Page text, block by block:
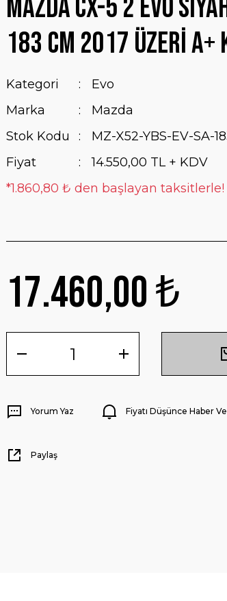
Mazda CX-5 2 Evo
183 Cm 2017 Üzeri
Kategori
Evo
Marka
Mazda
Stok Kodu
MZ-X52-YBS-EV-SA-
Fiyat
14.550,00 TL + KDV
*1.860,80 ₺ den başlayan taksitlerle!
17.460,00 ₺
Yorum Yaz Fiyatı Düşünce Haber
Paylaş